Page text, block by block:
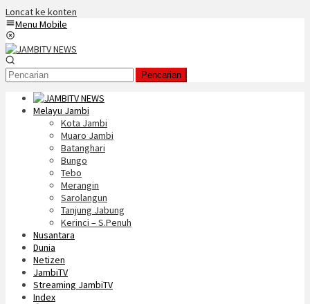
Loncat ke konten
Menu Mobile
Pencarian
Melayu Jambi
Kota Jambi
Muaro Jambi
Batanghari
Bungo
Tebo
Merangin
Sarolangun
Tanjung Jabung
Kerinci – S.Penuh
Nusantara
Dunia
Netizen
JambiTV
Streaming JambiTV
Index